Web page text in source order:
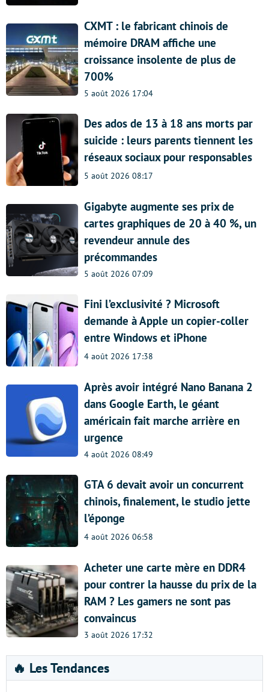
CXMT : le fabricant chinois de
mémoire DRAM affiche une
croissance insolente de plus de
700%
5 août 2026 17:04
Des ados de 13 à 18 ans morts par
suicide : leurs parents tiennent les
réseaux sociaux pour responsables
5 août 2026 08:17
Gigabyte augmente ses prix de
cartes graphiques de 20 à 40 %, un
revendeur annule des
précommandes
5 août 2026 07:09
Fini l’exclusivité ? Microsoft
demande à Apple un copier-coller
entre Windows et iPhone
4 août 2026 17:38
Après avoir intégré Nano Banana 2
dans Google Earth, le géant
américain fait marche arrière en
urgence
4 août 2026 08:49
GTA 6 devait avoir un concurrent
chinois, finalement, le studio jette
l’éponge
4 août 2026 06:58
Acheter une carte mère en DDR4
pour contrer la hausse du prix de la
RAM ? Les gamers ne sont pas
convaincus
3 août 2026 17:32
🔥 Les Tendances